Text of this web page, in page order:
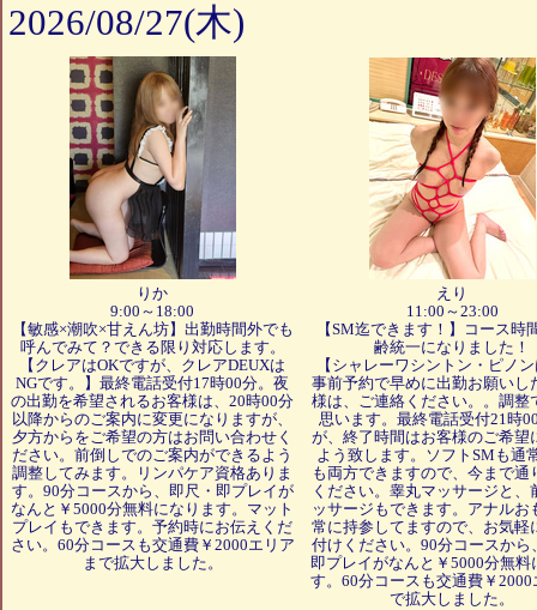
2026/08/27(木)
りか
9:00～18:00
【敏感×潮吹×甘えん坊】出勤時間外でも
呼んでみて？できる限り対応します。
【クレアはOKですが、クレアDEUXは
NGです。】最終電話受付17時00分。夜
の出勤を希望されるお客様は、20時00分
以降からのご案内に変更になりますが、
夕方からをご希望の方はお問い合わせく
ださい。前倒しでのご案内ができるよう
調整してみます。リンパケア資格ありま
す。90分コースから、即尺・即プレイが
なんと￥5000分無料になります。マット
プレイもできます。予約時にお伝えくだ
さい。60分コースも交通費￥2000エリア
まで拡大しました。
えり
11:00～23:00
【SM迄できます！】コース時
齢統一になりました！
【シャレーワシントン・ピノ
事前予約で早めに出勤お願いし
様は、ご連絡ください。。調整
思います。最終電話受付21時
が、終了時間はお客様のご希望
よう致します。ソフトSMも通
も両方できますので、今まで通
ください。睾丸マッサージと、
ッサージもできます。アナルお
常に持参してますので、お気軽
付けください。90分コースから
即プレイがなんと￥5000分無料
す。60分コースも交通費￥2000
で拡大しました。